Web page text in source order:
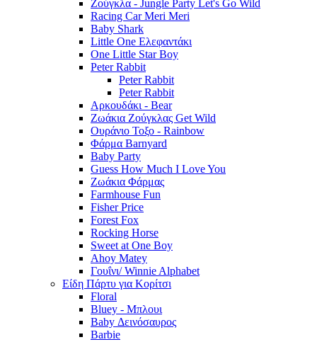
Ζούγκλα - Jungle Party Let's Go Wild
Racing Car Meri Meri
Baby Shark
Little One Ελεφαντάκι
One Little Star Boy
Peter Rabbit
Peter Rabbit
Peter Rabbit
Αρκουδάκι - Bear
Ζωάκια Ζούγκλας Get Wild
Ουράνιο Τοξο - Rainbow
Φάρμα Barnyard
Baby Party
Guess How Much I Love You
Ζωάκια Φάρμας
Farmhouse Fun
Fisher Price
Forest Fox
Rocking Horse
Sweet at One Boy
Ahoy Matey
Γουΐνι/ Winnie Alphabet
Είδη Πάρτυ για Κορίτσι
Floral
Bluey - Μπλουι
Baby Δεινόσαυρος
Barbie